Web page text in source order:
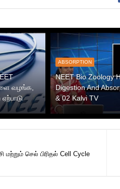
வழங்க,
ABSORPTION
NEET Bio Zoology
Digestion And
& 02 Kalvi TV
மற்றும் செல் பிரிதல் Cell Cycle